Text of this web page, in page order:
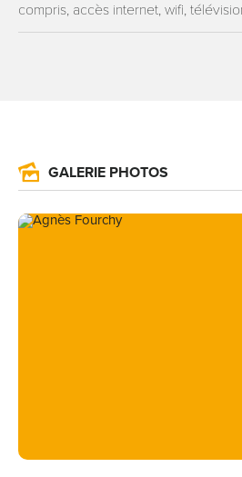
compris, accès internet, wifi,
GALERIE PHOTOS